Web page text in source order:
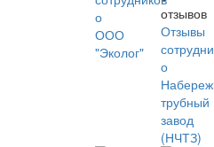
о
ООО
"Эколог"
отзывов
Отзывы
о
трубный
завод
(НЧТЗ)